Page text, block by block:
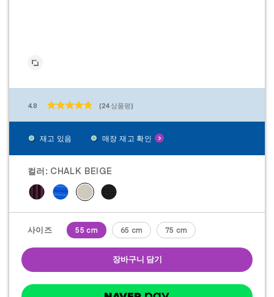
4.8 (24 상품평)
별
5
중
개
입
니
다.
24
품
평
재고 있음 매장 재고 확인
컬러: CHALK BEIGE
사이즈 55 cm 65 cm 75 cm
장바구니 담기